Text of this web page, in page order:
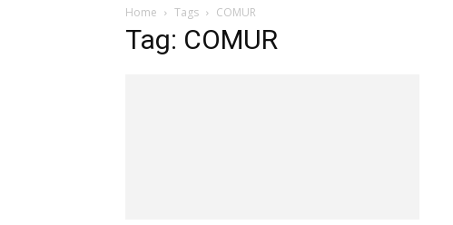
Home Tags COMUR
Tag: COMUR